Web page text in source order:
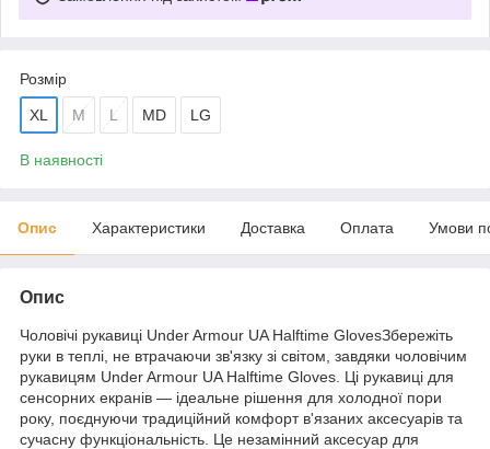
Розмір
XL M L MD LG
В наявності
Опис Характеристики Доставка Оплата Умови
Опис
Чоловічі рукавиці Under Armour UA Halftime GlovesЗбережіть
руки в теплі, не втрачаючи зв'язку зі світом, завдяки чоловічим
рукавицям Under Armour UA Halftime Gloves. Ці рукавиці для
сенсорних екранів — ідеальне рішення для холодної пори
року, поєднуючи традиційний комфорт в'язаних аксесуарів та
сучасну функціональність. Це незамінний аксесуар для